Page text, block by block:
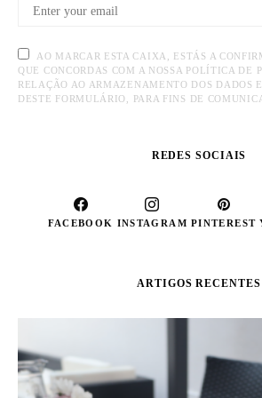
AO MARCAR ESTA CAIXA, ESTÁS A
QUE CONCORDAS COM A NOSSA POLÍTICA DE
RELAÇÃO AO ARMAZENAMENTO DOS DADOS
DESTE FORMULÁRIO, PARA FINS DE
REDES SOCIAIS
FACEBOOK INSTAGRAM PINTEREST
ARTIGOS RECENTES